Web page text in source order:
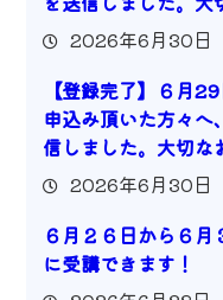
2026年6月30日
【登録完了】６月
申込み頂いた方々
信しました。大切な
2026年6月30日
６月２６日から６
に受講できます！